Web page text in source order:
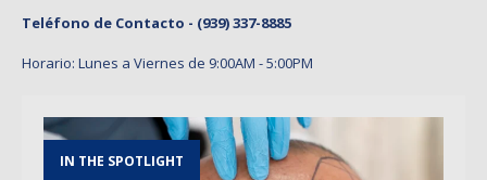
Teléfono de Contacto - (939) 337-8885
Horario: Lunes a Viernes de 9:00AM - 5:00PM
IN THE SPOTLIGHT